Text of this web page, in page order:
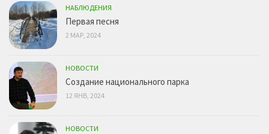
НАБЛЮДЕНИЯ
Первая песня
2 МАР, 2024
НОВОСТИ
Создание национального парка
12 ЯНВ, 2024
НОВОСТИ